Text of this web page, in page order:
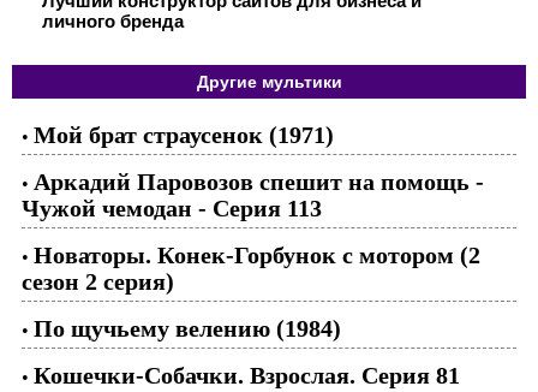
личного бренда
Другие мультики
• Мой брат страусенок (1971)
• Аркадий Паровозов спешит на помощь -
Чужой чемодан - Серия 113
• Новаторы. Конек-Горбунок с мотором (2
сезон 2 серия)
• По щучьему велению (1984)
• Кошечки-Собачки. Взрослая. Серия 81